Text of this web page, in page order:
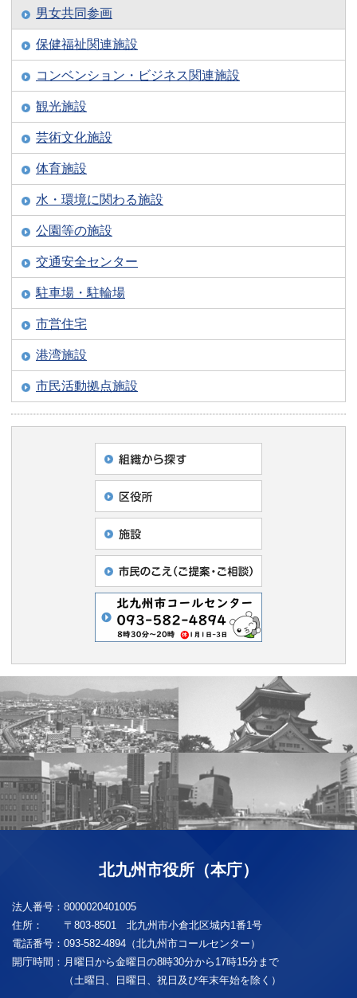
男女共同参画
保健福祉関連施設
コンベンション・ビジネス関連施設
観光施設
芸術文化施設
体育施設
水・環境に関わる施設
公園等の施設
交通安全センター
駐車場・駐輪場
市営住宅
港湾施設
市民活動拠点施設
北九州市役所（本庁）
法人番号： 8000020401005
住所：
〒803-8501 北九州市小倉北区城内1番1号
電話番号： 093-582-4894（北九州市コールセンター）
開庁時間： 月曜日から金曜日の8時30分から17時15分まで
（土曜日、日曜日、祝日及び年末年始を除く）